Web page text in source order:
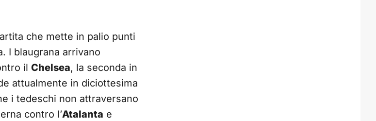
che mette in palio punti
I blaugrana arrivano
il Chelsea, la seconda in
attualmente in diciottesima
i tedeschi non attraversano
contro l’Atalanta e